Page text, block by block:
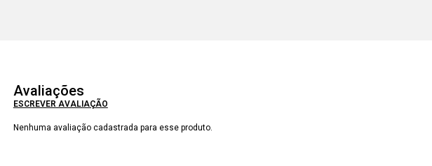
Avaliações
ESCREVER AVALIAÇÃO
Nenhuma avaliação cadastrada para esse produto.